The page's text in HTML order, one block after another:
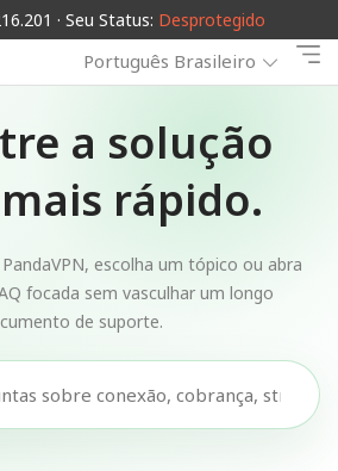
· Seu Status: Desprotegido
Português Brasileiro
a solução
rápido.
escolha um tópico ou abra
focada sem vasculhar um longo
de suporte.